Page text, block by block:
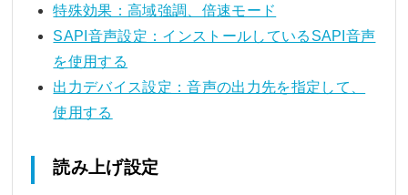
特殊効果：高域強調、倍速モード
SAPI音声設定：インストールしているSAPI音声
を使用する
出力デバイス設定：音声の出力先を指定して、
使用する
読み上げ設定